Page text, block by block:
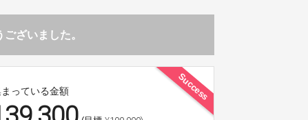
ざいました。
Success
っている金額